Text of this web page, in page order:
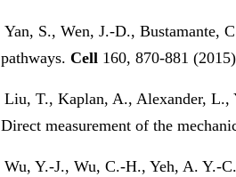
Yan, S., Wen, J.-D., Bustamante,
pathways. Cell 160, 870-881 (2015)
Liu, T., Kaplan, A., Alexander, L.,
Direct measurement of the
Wu, Y.-J., Wu, C.-H., Yeh, A. Y.-